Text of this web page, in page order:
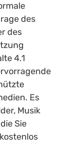
des
des
4.1
Es
Musik
Sie